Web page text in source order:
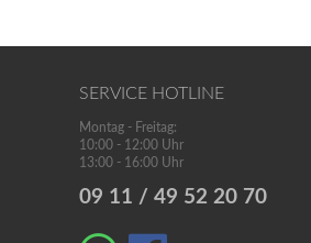
SERVICE HOTLINE
Montag - Freitag:
10:00 - 12:00 Uhr
13:00 - 16:00 Uhr
09 11 / 49 52 20 70